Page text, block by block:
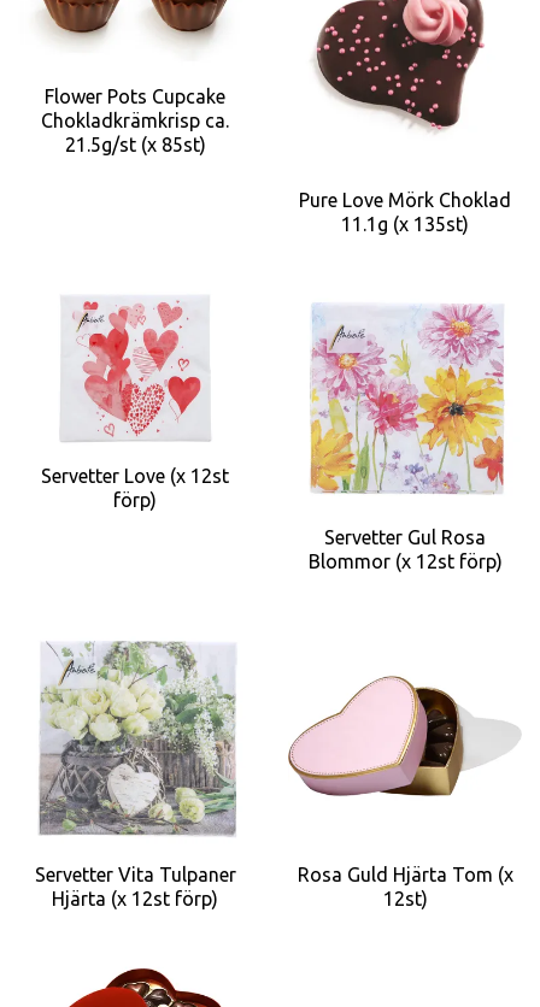
Flower Pots Cupcake
Chokladkrämkrisp ca.
21.5g/st (x 85st)
Pure Love Mörk Choklad
11.1g (x 135st)
Servetter Love (x 12st
förp)
Servetter Gul Rosa
Blommor (x 12st förp)
Servetter Vita Tulpaner
Hjärta (x 12st förp)
Rosa Guld Hjärta Tom (x
12st)